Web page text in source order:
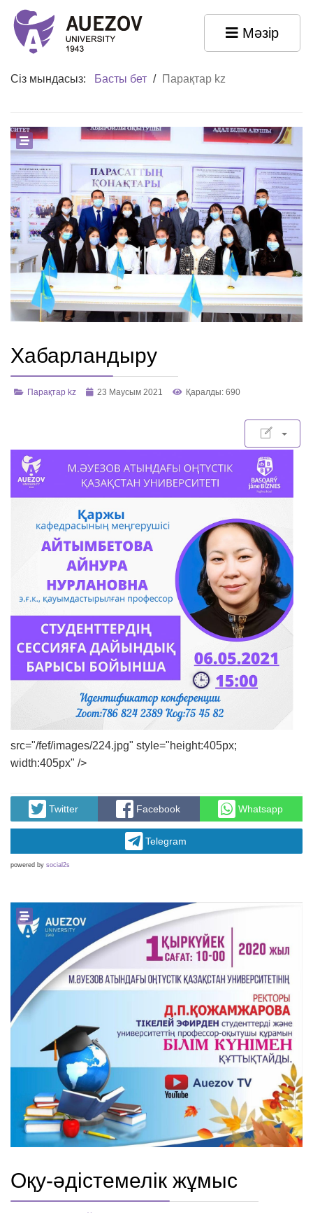
Мәзір
Сіз мындасыз: Басты бет / Парақтар kz
Хабарландыру
Парақтар kz 23 Маусым 2021 Қаралды: 690
src="/fef/images/224.jpg" style="height:405px;
width:405px" />
Twitter Facebook Whatsapp
Telegram
powered by social2s
Оқу-әдістемелік жұмыс